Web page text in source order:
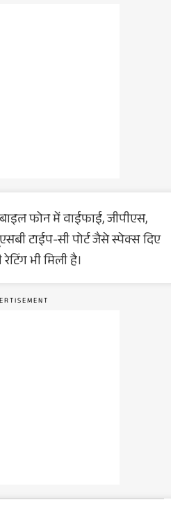
फोन में वाईफाई, जीपीएस,
टाईप-सी पोर्ट जैसे स्पेक्स दिए
भी मिली है।